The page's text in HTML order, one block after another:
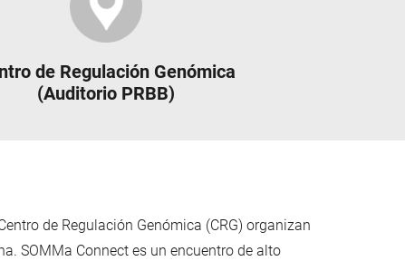
de Regulación Genómica
(Auditorio PRBB)
de Regulación Genómica (CRG) organizan
SOMMa Connect es un encuentro de alto